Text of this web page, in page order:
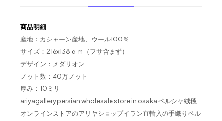
商品明細
産地：カシャーン産地、ウール100％
サイズ：216x138ｃｍ（フサ含まず）
デザイン：メダリオン
ノット数：40万ノット
厚み：10ミリ
ariyagallery persian wholesale store in osaka ペルシャ絨毯
オンラインストアのアリヤショップイラン直輸入の手織りペル